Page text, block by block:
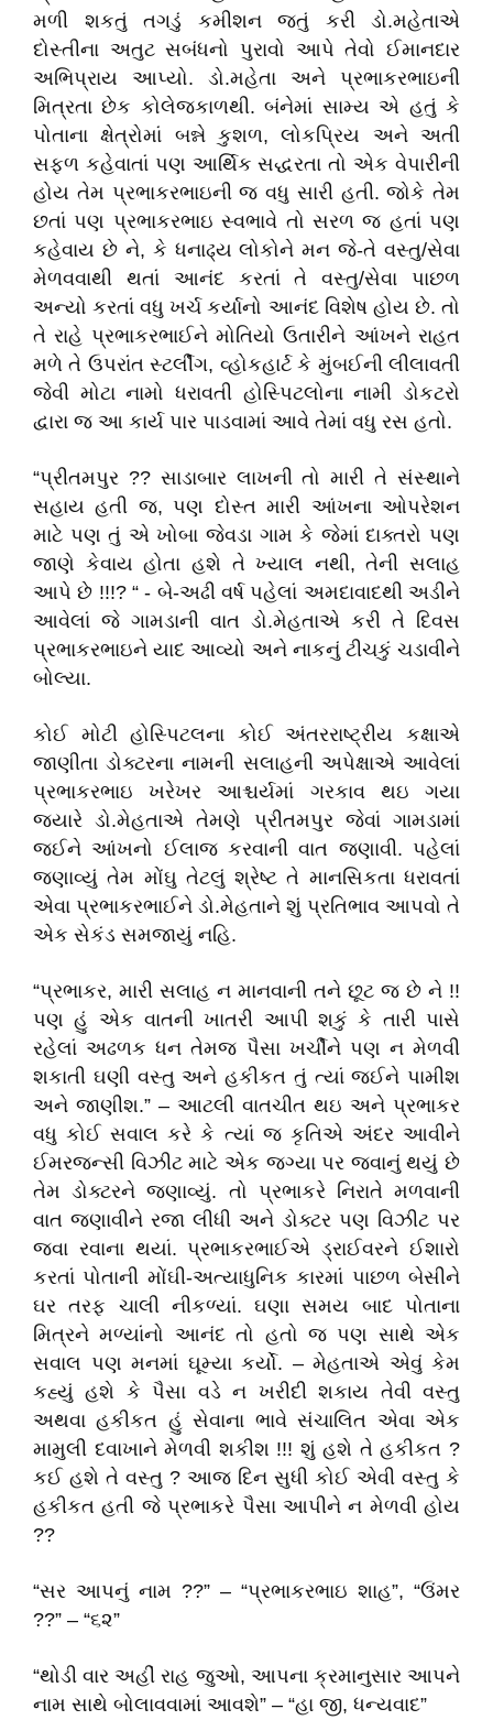
મળી શકતું તગડું કમીશન જતું કરી ડો.મહેતાએ
દોસ્તીના અતુટ સબંધનો પુરાવો આપે તેવો ઈમાનદાર
અભિપ્રાય આપ્યો. ડો.મહેતા અને પ્રભાકરભાઇની
મિત્રતા છેક કોલેજકાળથી. બંનેમાં સામ્ય એ હતું કે
પોતાના ક્ષેત્રોમાં બન્ને કુશળ, લોકપ્રિય અને અતી
સફળ કહેવાતાં પણ આર્થિક સદ્ધરતા તો એક વેપારીની
હોય તેમ પ્રભાકરભાઇની જ વધુ સારી હતી. જોકે તેમ
છતાં પણ પ્રભાકરભાઇ સ્વભાવે તો સરળ જ હતાં પણ
કહેવાય છે ને, કે ધનાઢ્ય લોકોને મન જે-તે વસ્તુ/સેવા
મેળવવાથી થતાં આનંદ કરતાં તે વસ્તુ/સેવા પાછળ
અન્યો કરતાં વધુ ખર્ચ કર્યાનો આનંદ વિશેષ હોય છે. તો
તે રાહે પ્રભાકરભાઈને મોતિયો ઉતારીને આંખને રાહત
મળે તે ઉપરાંત સ્ટર્લીંગ, વ્હોકહાર્ટ કે મુંબઈની લીલાવતી
જેવી મોટા નામો ધરાવતી હોસ્પિટલોના નામી ડોકટરો
દ્વારા જ આ કાર્ય પાર પાડવામાં આવે તેમાં વધુ રસ હતો.
“પ્રીતમપુર ?? સાડાબાર લાખની તો મારી તે સંસ્થાને
સહાય હતી જ, પણ દોસ્ત મારી આંખના ઓપરેશન
માટે પણ તું એ ખોબા જેવડા ગામ કે જેમાં દાક્તરો પણ
જાણે કેવાય હોતા હશે તે ખ્યાલ નથી, તેની સલાહ
આપે છે !!!? “ - બે-અઢી વર્ષ પહેલાં અમદાવાદથી અડીને
આવેલાં જે ગામડાની વાત ડો.મેહતાએ કરી તે દિવસ
પ્રભાકરભાઇને યાદ આવ્યો અને નાકનું ટીચકું ચડાવીને
બોલ્યા.
કોઈ મોટી હોસ્પિટલના કોઈ અંતરરાષ્ટ્રીય કક્ષાએ
જાણીતા ડોક્ટરના નામની સલાહની અપેક્ષાએ આવેલાં
પ્રભાકરભાઇ ખરેખર આશ્ચર્યમાં ગરકાવ થઇ ગયા
જયારેડો.મેહતાએ તેમણે પ્રીતમપુર જેવાં ગામડામાં
જઈને આંખનો ઈલાજ કરવાની વાત જણાવી. પહેલાં
જણાવ્યું તેમ મોંઘુ તેટલું શ્રેષ્ટ તે માનસિકતા ધરાવતાં
એવા પ્રભાકરભાઈને ડો.મેહતાને શું પ્રતિભાવ આપવો તે
એક સેકંડ સમજાયું નહિ.
“પ્રભાકર, મારી સલાહ ન માનવાની તને છૂટ જ છે ને !!
પણ હું એક વાતની ખાતરી આપી શકું કે તારી પાસે
રહેલાં અઢળક ધન તેમજ પૈસા ખર્ચીને પણ ન મેળવી
શકાતી ઘણી વસ્તુ અને હકીકત તું ત્યાં જઈને પામીશ
અને જાણીશ.” – આટલી વાતચીત થઇ અને પ્રભાકર
વધુ કોઈ સવાલ કરે કે ત્યાં જ કૃતિએ અંદર આવીને
ઈમરજન્સી વિઝીટ માટે એક જગ્યા પર જવાનું થયું છે
તેમ ડોક્ટરને જણાવ્યું. તો પ્રભાકરે નિરાતે મળવાની
વાત જણાવીને રજા લીધી અને ડોક્ટર પણ વિઝીટ પર
જવા રવાના થયાં. પ્રભાકરભાઈએ ડ્રાઈવરને ઈશારો
કરતાં પોતાની મોંઘી-અત્યાધુનિક કારમાં પાછળ બેસીને
ઘર તરફ ચાલી નીકળ્યાં. ઘણા સમય બાદ પોતાના
મિત્રને મળ્યાંનો આનંદ તો હતો જ પણ સાથે એક
સવાલ પણ મનમાં ઘૂમ્યા કર્યો. – મેહતાએ એવું કેમ
કહ્યું હશે કે પૈસા વડે ન ખરીદી શકાય તેવી વસ્તુ
અથવા હકીકત હું સેવાના ભાવે સંચાલિત એવા એક
મામુલી દવાખાને મેળવી શકીશ !!! શું હશે તે હકીકત ?
કઈ હશે તે વસ્તુ ? આજ દિન સુધી કોઈ એવી વસ્તુ કે
હકીકત હતી જે પ્રભાકરે પૈસા આપીને ન મેળવી હોય
??
“સર આપનું નામ ??” – “પ્રભાકરભાઇ શાહ”, “ઉંમર
??” – “૬૨”
“થોડી વાર અહીં રાહ જુઓ, આપના ક્રમાનુસાર આપને
નામ સાથે બોલાવવામાં આવશે” – “હા જી, ધન્યવાદ”